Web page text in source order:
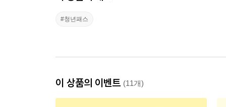
#청년패스
이 상품의 이벤트 (11개)